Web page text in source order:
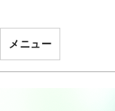
メニュー